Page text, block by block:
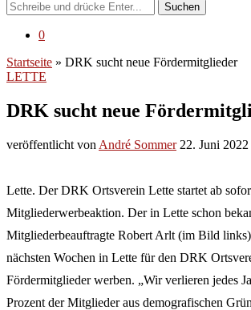
Suchen
0
Startseite » DRK sucht neue Fördermitglieder
LETTE
DRK sucht neue
veröffentlicht von André Sommer 22. Juni 2022
Lette. Der DRK Ortsverein Lette startet ab
Mitgliederwerbeaktion. Der in Lette schon
Mitgliederbeauftragte Robert Arlt (im Bild
nächsten Wochen in Lette für den DRK
Fördermitglieder werben. „Wir verlieren jedes
Prozent der Mitglieder aus demografischen